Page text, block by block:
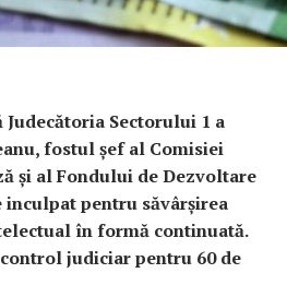
Sectorului 1 a
fostul șef al Comisiei
și al Fondului de Dezvoltare
inculpat pentru săvârșirea
în formă continuată.
judiciar pentru 60 de